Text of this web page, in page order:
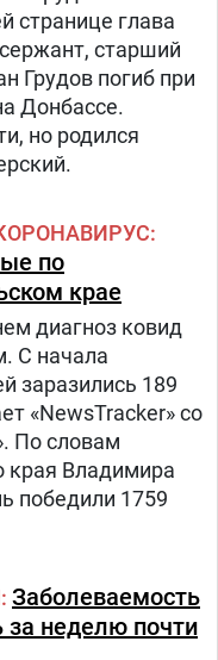
странице глава
старший
Грудов погиб при
Донбассе.
но родился
по
крае
диагноз ковид
С начала
заразились 189
«NewsTracker» со
По словам
края Владимира
победили 1759
Заболеваемость
неделю почти